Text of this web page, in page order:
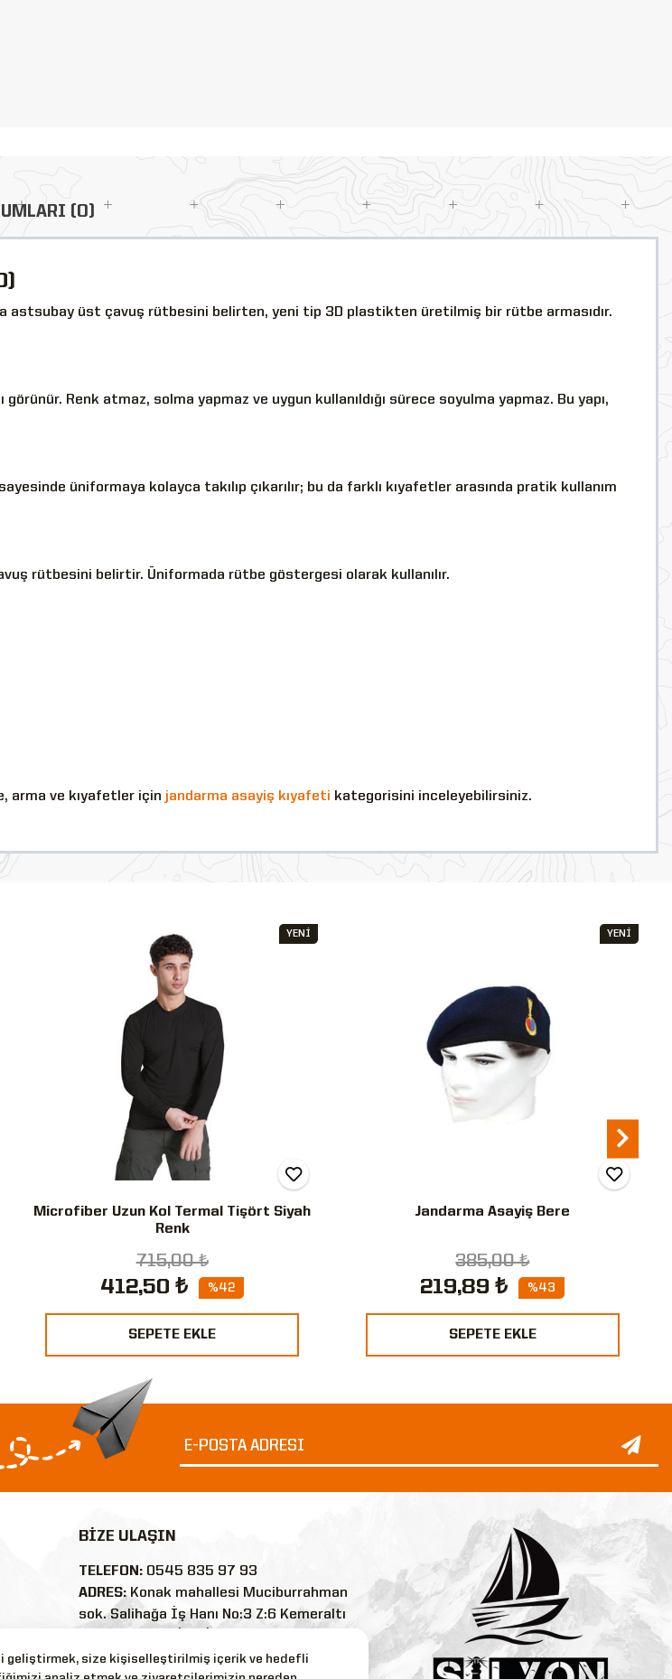
geliştirmek, size kişiselleştirilmiş içerik ve hedefli
(0)
astsubay üst çavuş rütbesini belirten, yeni tip 3D plastikten üretilmiş bir rütbe armasıdır.
Renk atmaz, solma yapmaz ve uygun kullanıldığı sürece soyulma yapmaz. Bu yapı,
üniformaya kolayca takılıp çıkarılır; bu da farklı kıyafetler arasında pratik kullanım
rütbesini belirtir. Üniformada rütbe göstergesi olarak kullanılır.
arma ve kıyafetler için jandarma asayiş kıyafeti kategorisini inceleyebilirsiniz.
Microfiber Uzun Kol Termal Tişört Siyah
Renk
715,00 ₺
412,50 ₺ %42
SEPETE EKLE
YENİ
Jandarma Asayiş Bere
385,00 ₺
219,89 ₺ %43
SEPETE EKLE
YENİ
BİZE ULAŞIN
TELEFON: 0545 835 97 93
ADRES:Konak mahallesi Muciburrahman
sok. Salihağa İş Hanı No:3 Z:6 Kemeraltı
E-POSTA: